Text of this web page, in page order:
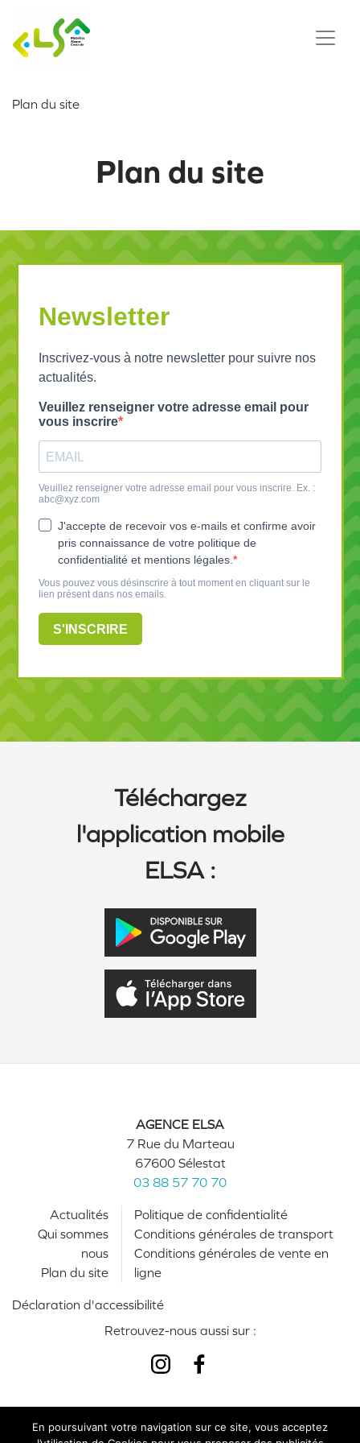
Plan du site
Plan du site
Téléchargez
l'application mobile
ELSA :
AGENCE ELSA
7 Rue du Marteau
67600 Sélestat
03 88 57 70 70
Actualités
Qui sommes
nous
Plan du site
Politique de confidentialité
Conditions générales de transport
Conditions générales de vente en
ligne
Déclaration d'accessibilité
Retrouvez-nous aussi sur :
En poursuivant votre navigation sur ce site, vous acceptez